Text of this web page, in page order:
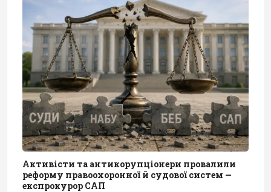
Активісти та антикорупціонери провалили
реформу правоохоронної й судової систем —
експрокурор САП